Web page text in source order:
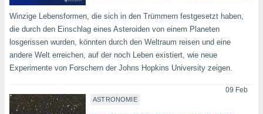
Sie
und
oder
Winzige Lebensformen, die sich in den Trümmern festgesetzt haben,
die durch den Einschlag eines Asteroiden von einem Planeten
losgerissen wurden, könnten durch den Weltraum reisen und eine
andere Welt erreichen, auf der noch Leben existiert, wie neue
Experimente von Forschern der Johns Hopkins University zeigen.
ASTRONOMIE
09 Feb